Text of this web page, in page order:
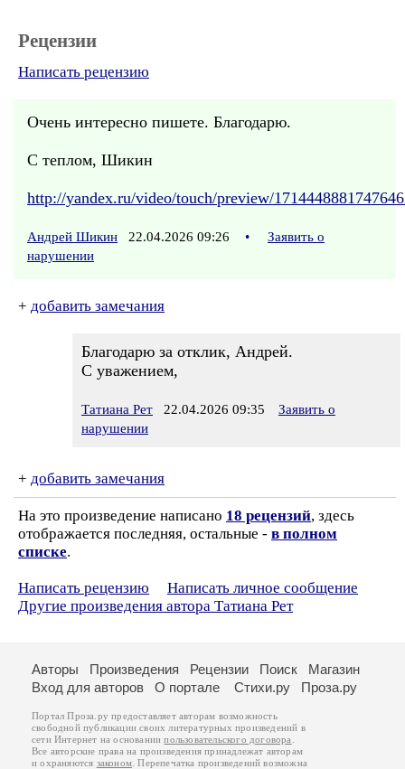
Рецензии
Написать рецензию
Очень интересно пишете. Благодарю.
С теплом, Шикин
http://yandex.ru/video/touch/preview/
Андрей Шикин 22.04.2026 09:26 •
Заявить о
нарушении
+ добавить замечания
Благодарю за отклик, Андрей.
С уважением,
Татиана Рет 22.04.2026 09:35
Заявить о
нарушении
+ добавить замечания
На это произведение написано 18 рецензий, здесь
отображается последняя, остальные - в полном
списке.
Написать рецензию
Написать личное сообщение
Другие произведения автора Татиана Рет
Авторы Произведения Рецензии Поиск
Магазин
Вход для авторов
О портале Стихи.ру Проза.ру
Портал Проза.ру предоставляет авторам возможность
свободной публикации своих литературных произведений в
сети Интернет на основаниипользовательского договора
Все авторские права на произведения принадлежат авторам
и охраняются законом . Перепечатка произведений возможна